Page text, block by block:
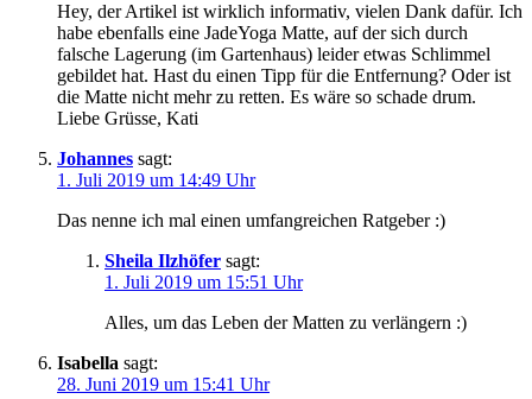
Hey, der Artikel ist wirklich informativ, vielen Dank dafür. Ich
habe ebenfalls eine JadeYoga Matte, auf der sich durch
falsche Lagerung (im Gartenhaus) leider etwas Schlimmel
gebildet hat. Hast du einen Tipp für die Entfernung? Oder ist
die Matte nicht mehr zu retten. Es wäre so schade drum.
Liebe Grüsse, Kati
Johannes sagt:
1. Juli 2019 um 14:49 Uhr
Das nenne ich mal einen umfangreichen Ratgeber :)
Sheila Ilzhöfer sagt:
1. Juli 2019 um 15:51 Uhr
Alles, um das Leben der Matten zu verlängern :)
Isabella sagt:
28. Juni 2019 um 15:41 Uhr